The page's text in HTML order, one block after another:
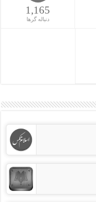
1,165
دنباله گرها